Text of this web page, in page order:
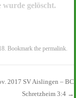
wurde gelöscht.
. Bookmark thepermalink
2017 SV Aislingen – BC
Schretzheim 3:4 →